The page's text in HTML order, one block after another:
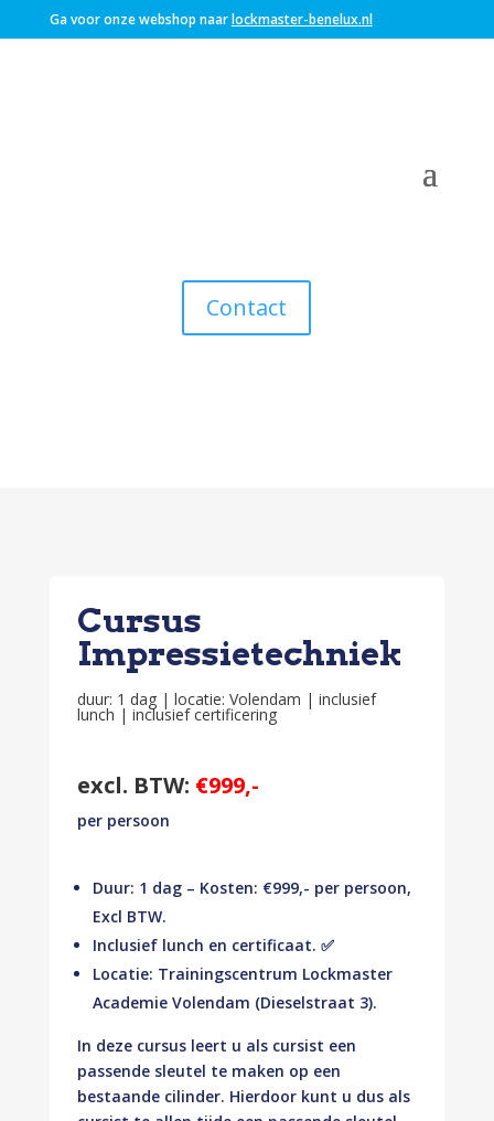
Ga voor onze webshop naarlockmaster-benelux.nl
Contact
Cursus
Impressietechniek
duur: 1 dag | locatie: Volendam | inclusief
lunch | inclusief certificering
excl. BTW: €999,-
per persoon
Duur: 1 dag – Kosten: €999,- per persoon,
Excl BTW.
Inclusief lunch en certificaat. ✅
Locatie: Trainingscentrum Lockmaster
Academie Volendam (Dieselstraat 3).
In deze cursus leert u als cursist een
passende sleutel te maken op een
bestaande cilinder. Hierdoor kunt u dus als